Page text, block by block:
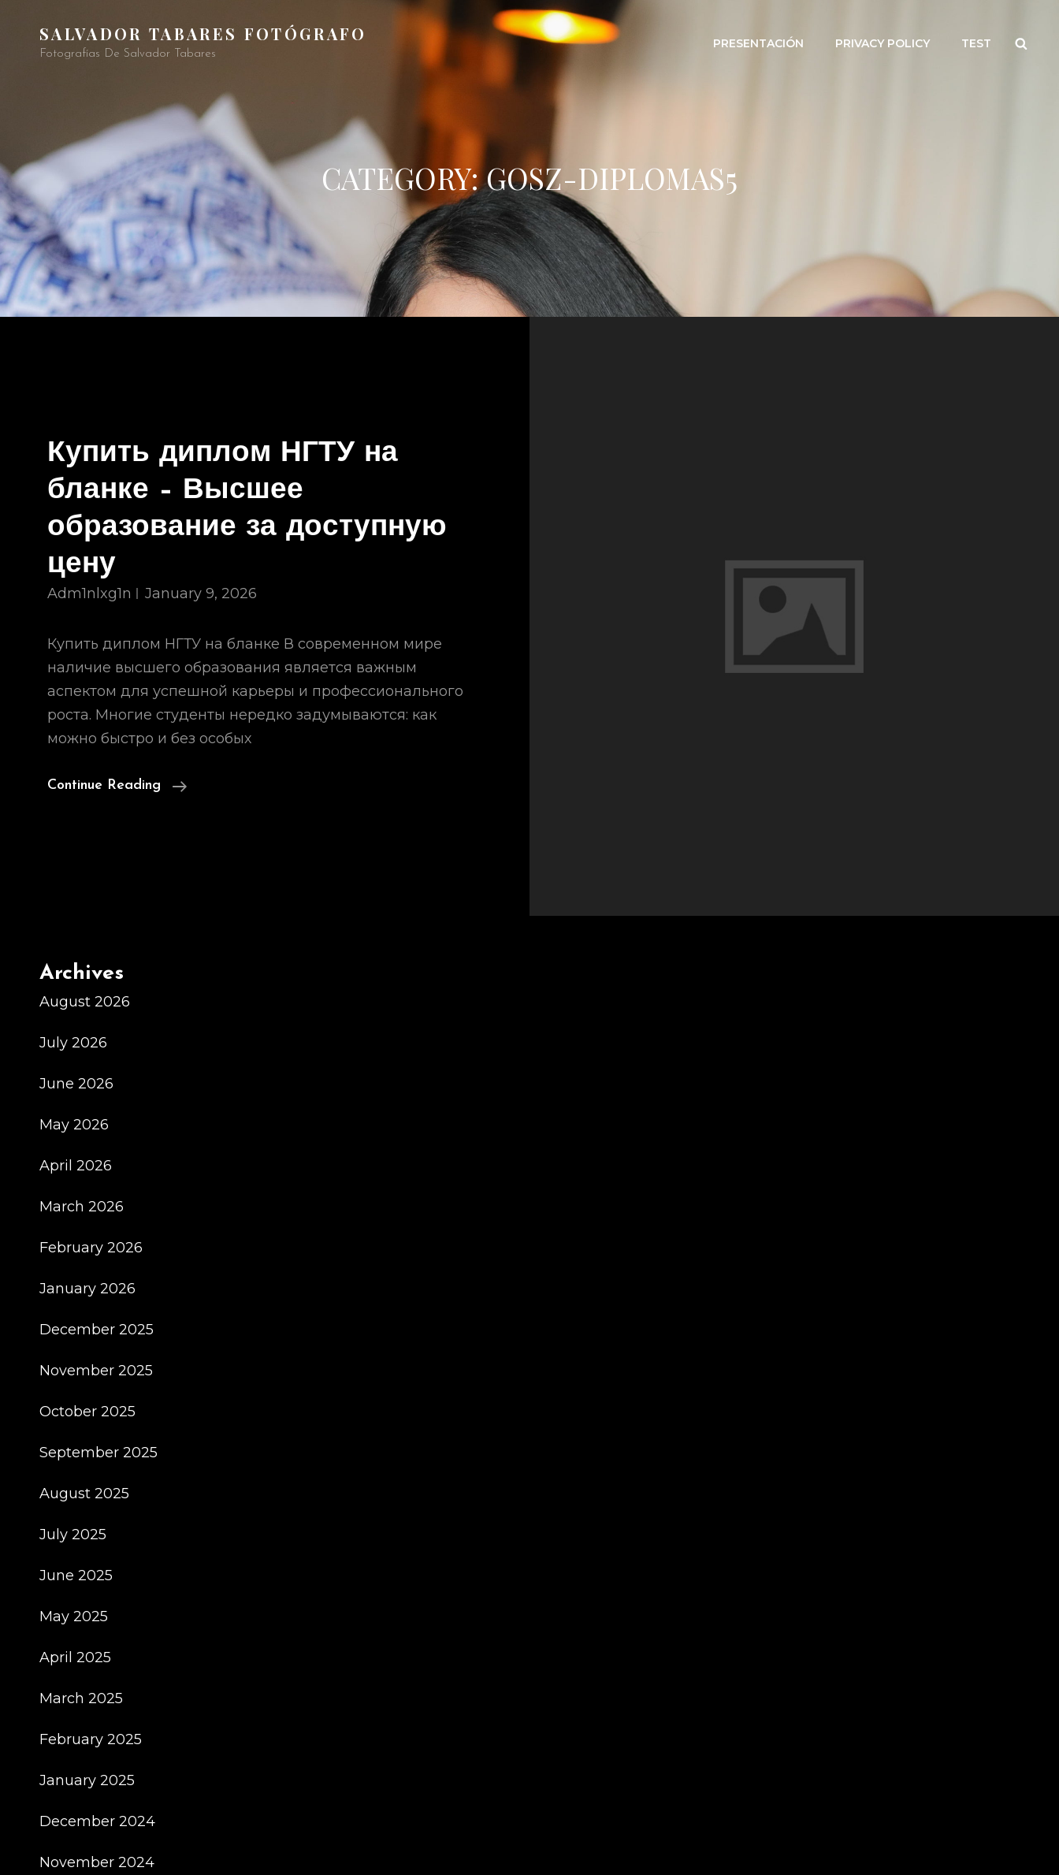
SALVADOR TABARES FOTÓGRAFO
Fotografías De Salvador Tabares
PRESENTACIÓN PRIVACY POLICY TEST
CATEGORY:GOSZ-DIPLOMAS5
Купить диплом НГТУ на
бланке – Высшее
образование за доступную
цену
Adm1nlxg1n January 9, 2026
Купить диплом НГТУ на бланке В современном мире
наличие высшего образования является важным
аспектом для успешной карьеры и профессионального
роста. Многие студенты нередко задумываются: как
можно быстро и без особых
Continue Reading
Купить
Archives
August 2026
July 2026
June 2026
May 2026
April 2026
March 2026
February 2026
January 2026
December 2025
November 2025
October 2025
September 2025
August 2025
July 2025
June 2025
May 2025
April 2025
March 2025
February 2025
January 2025
December 2024
November 2024